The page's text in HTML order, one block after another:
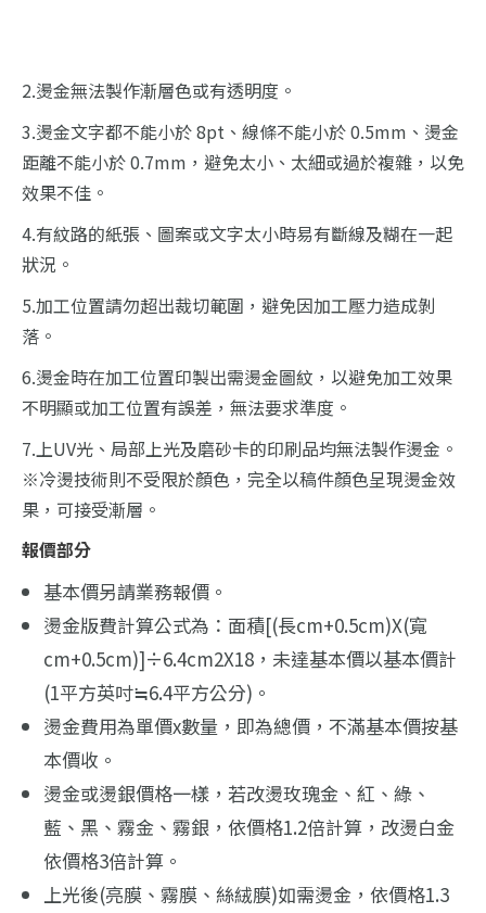
2.燙金無法製作漸層色或有透明度。
3.燙金文字都不能小於 8pt、線條不能小於 0.5mm、燙金
距離不能小於 0.7mm，避免太小、太細或過於複雜，以免
效果不佳。
4.有紋路的紙張、圖案或文字太小時易有斷線及糊在一起
狀況。
5.加工位置請勿超出裁切範圍，避免因加工壓力造成剝
落。
6.燙金時在加工位置印製出需燙金圖紋，以避免加工效果
不明顯或加工位置有誤差，無法要求準度。
7.上UV光、局部上光及磨砂卡的印刷品均無法製作燙金。
※冷燙技術則不受限於顏色，完全以稿件顏色呈現燙金效
果，可接受漸層。
報價部分
基本價另請業務報價。
燙金版費計算公式為：面積[(長cm+0.5cm)X(寬
cm+0.5cm)]÷6.4cm2X18，未達基本價以基本價計
(1平方英吋≒6.4平方公分)。
燙金費用為單價x數量，即為總價，不滿基本價按基
本價收。
燙金或燙銀價格一樣，若改燙玫瑰金、紅、綠、
藍、黑、霧金、霧銀，依價格1.2倍計算，改燙白金
依價格3倍計算。
上光後(亮膜、霧膜、絲絨膜)如需燙金，依價格1.3